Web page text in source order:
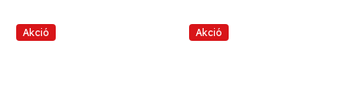
Akció Akció